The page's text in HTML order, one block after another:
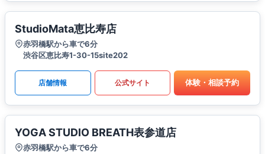
StudioMata恵比寿店
赤羽橋駅から車で6分
渋谷区恵比寿1-30-15site202
店舗情報 公式サイト 体験・相談予約
YOGA STUDIO BREATH表参道店
赤羽橋駅から車で6分